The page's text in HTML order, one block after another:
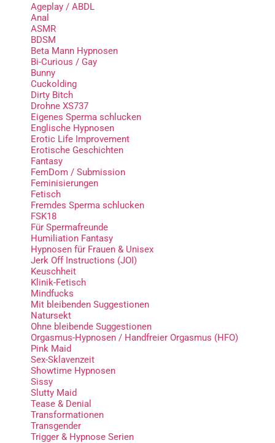
Ageplay / ABDL
Anal
ASMR
BDSM
Beta Mann Hypnosen
Bi-Curious / Gay
Bunny
Cuckolding
Dirty Bitch
Drohne XS737
Eigenes Sperma schlucken
Englische Hypnosen
Erotic Life Improvement
Erotische Geschichten
Fantasy
FemDom / Submission
Feminisierungen
Fetisch
Fremdes Sperma schlucken
FSK18
Für Spermafreunde
Humiliation Fantasy
Hypnosen für Frauen & Unisex
Jerk Off Instructions (JOI)
Keuschheit
Klinik-Fetisch
Mindfucks
Mit bleibenden Suggestionen
Natursekt
Ohne bleibende Suggestionen
Orgasmus-Hypnosen / Handfreier Orgasmus (HFO)
Pink Maid
Sex-Sklavenzeit
Showtime Hypnosen
Sissy
Slutty Maid
Tease & Denial
Transformationen
Transgender
Trigger & Hypnose Serien